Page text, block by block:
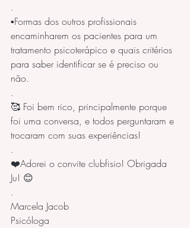
.
▪️Formas dos outros profissionais
encaminharem os pacientes para um
tratamento psicoterápico e quais critérios
para saber identificar se é preciso ou
não.
.
🥰 Foi bem rico, principalmente porque
foi uma conversa, e todos perguntaram e
trocaram com suas experiências!
.
❤️Adorei o convite clubfisio! Obrigada
Ju! 😊
.
Marcela Jacob
Psicóloga